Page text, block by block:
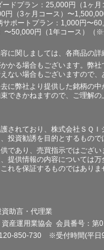
ドプラン：25,000円（1ヶ
（3ヶ月コース）〜
ポートプラン：1,000円〜
50,000円（1年コース）
に関しましては、各商品の
かる場合もございます。弊
い場合もございますので、
に弊社より提供した銘柄の
きかねますので、ご理解の
されており、株式会社ＳＱ
投資勧誘を目的とするもので
であり、売買指示ではござ
提供情報の内容については
れを保証するものではあり
助言・代理業
産運用業協会 会員番号：第
850-730 ※受付時間(平日